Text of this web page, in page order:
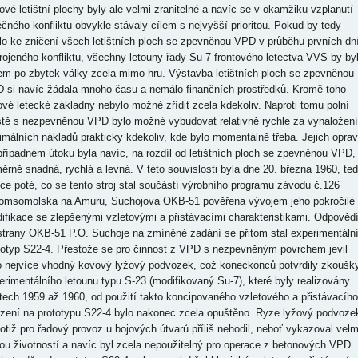
letištní plochy byly ale velmi zranitelné a navíc se v okamžiku vzplanutí
konfliktu obvykle stávaly cílem s nejvyšší prioritou. Pokud by tedy
ke zničení všech letištních ploch se zpevněnou VPD v průběhu prvních
konfliktu, všechny letouny řady Su-7 frontového letectva VVS by
po zbytek války zcela mimo hru. Výstavba letištních ploch se zpevněnou
si navíc žádala mnoho času a nemálo finančních prostředků. Kromě toho
letecké základny nebylo možné zřídit zcela kdekoliv. Naproti tomu polní
s nezpevněnou VPD bylo možné vybudovat relativně rychle za vynaložení
nákladů prakticky kdekoliv, kde bylo momentálně třeba. Jejich
útoku byla navíc, na rozdíl od letištních ploch se zpevněnou VPD,
snadná, rychlá a levná. V této souvislosti byla dne 20. března 1960,
poté, co se tento stroj stal součástí výrobního programu závodu č.126
na Amuru, Suchojova OKB-51 pověřena vývojem jeho pokročilé
se zlepšenými vzletovými a přistávacími charakteristikami. Odpovědí
OKB-51 P.O. Suchoje na zmíněné zadání se přitom stal experimentální
S22-4. Přestože se pro činnost z VPD s nezpevněným povrchem jevil
nejvíce vhodný kovový lyžový podvozek, což koneckonců potvrdily
letounu typu S-23 (modifikovaný Su-7), které byly realizovány
1959 až 1960, od použití takto koncipovaného vzletového a přistávacího
na prototypu S22-4 bylo nakonec zcela opuštěno. Ryze lyžový
pro řadový provoz u bojových útvarů příliš nehodil, neboť vykazoval
životností a navíc byl zcela nepoužitelný pro operace z betonových VPD.